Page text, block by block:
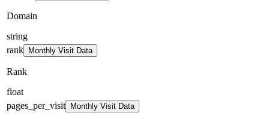
Domain
string
rank
Monthly Visit Data
Rank
float
pages_per_visit
Monthly Visit Data